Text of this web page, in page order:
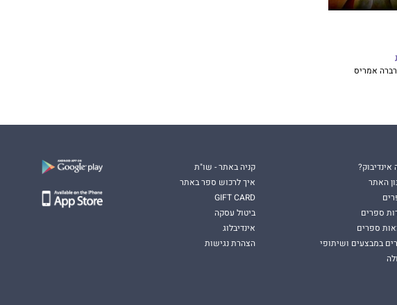
אמריס
אינדיבוק?
האתר
ספרים
ספרים
במבצעים ושיתופי
קניה באתר - שו"ת
איך לרכוש ספר באתר
GIFT CARD
ביטול עסקה
אינדיבלוג
הצהרת נגישות